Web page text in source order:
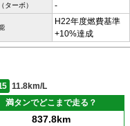
ターボ） -
H22年度燃費基準
+10%達成
11.8km/L
満タンでどこまで走る？
837.8km